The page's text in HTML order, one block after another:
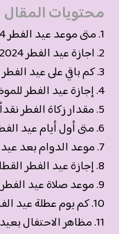
محتويات المقال
متى موعد عيد الفطر 2024 في الإمارات
اجازة عيد الفطر 2024 في الإمارات
كم باقي على عيد الفطر
إجازة عيد الفطر
مقدار زكاة الفطر نقداً
متى أول أيام عيد الفطر
موعد الدوام بعد عيد
إجازة عيد الفطر
موعد صلاة عيد الفطر في
كم يوم عطلة عيد
مظاهر الاحتفال